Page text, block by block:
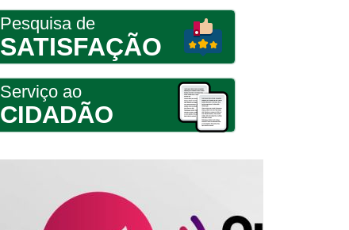
Pesquisa de
SATISFAÇÃO
Serviço ao
CIDADÃO